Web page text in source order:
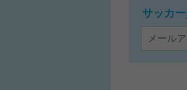
サッカ